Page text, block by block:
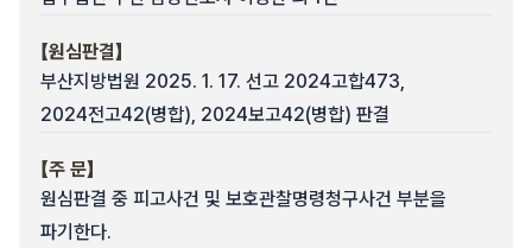
【원심판결】
부산지방법원 2025. 1. 17. 선고 2024고합473,
2024전고42(병합), 2024보고42(병합) 판결
【주 문】
원심판결 중 피고사건 및 보호관찰명령청구사건 부분을
파기한다.